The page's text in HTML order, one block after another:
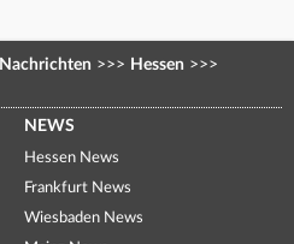
Nachrichten >>> Hessen >>>
NEWS
Hessen News
Frankfurt News
Wiesbaden News